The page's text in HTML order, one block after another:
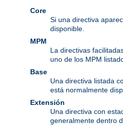
Core
Si una directiva
disponible.
MPM
La directivas
uno de los MPM
Base
Una directiva listada
está normalmente
Extensión
Una directiva con
generalmente dentro